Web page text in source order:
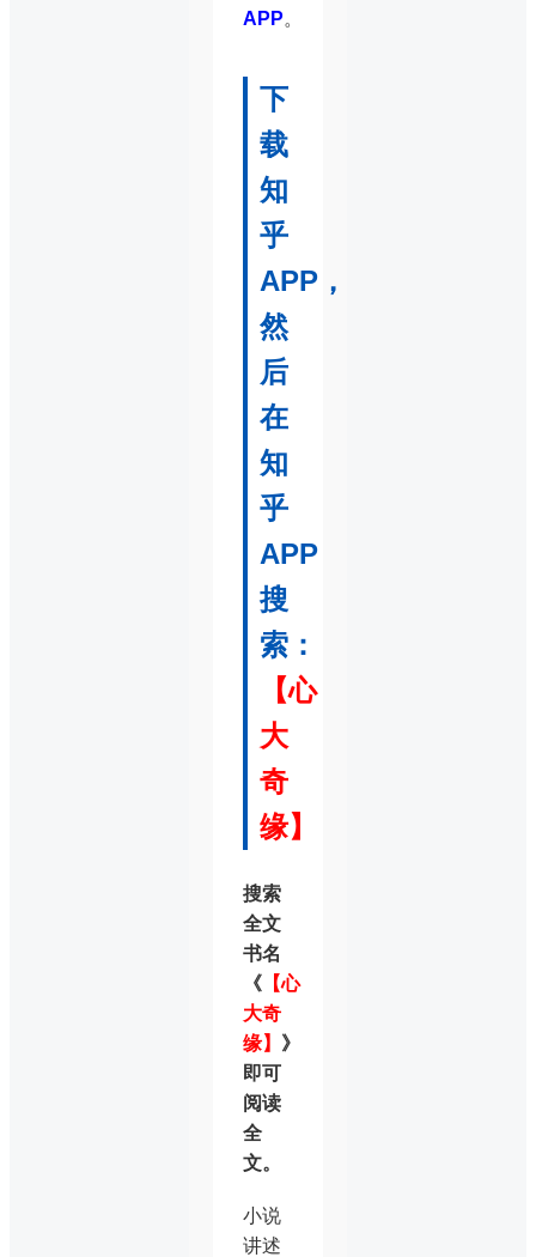
APP。
下
载
知
乎
APP，
然
后
在
知
乎
APP
搜
索：
【心
大
奇
缘】
搜索
全文
书名
《 【心
大奇
缘】 》
即可
阅读
全
文。
小说
讲述